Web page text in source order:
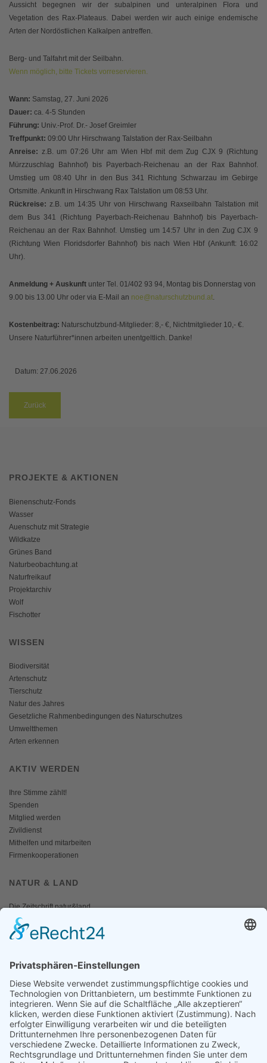
Aussicht begegnen wir der subalpinen und unteralpinen Flora und
Vegetation des Rax-Plateaus. Dabei werden wir auch einige endemische
Arten der Nordöstlichen Kalkalpen antreffen.
Berg- und Talfahrt mit der Seilbahn.
Wenn möglich, bitte Tickets vorreservieren.
Wann: Samstag, 27. Juni 2026
Dauer: ca. 4-5 Stunden
Führung: Univ.-Prof. Dr.- Josef Greimler
Treffpunkt: 09:00 Uhr Hirschwang Talstation der Rax-Seilbahn
Anreise: z.B. um 07:26 Uhr am Wien Hbf mit dem Zug CJX 9 (Richtung
Mürzzuschlag Bahnhof) bis Payerbach-Reichenau an der Rax Bahnhof.
Umstieg um 08:40 Uhr in den Bus 341 Richtung Schwarzau im Gebirge
Ortsmitte. Ankunft in Hirschwang Rax Talstation um 08:53 Uhr.
Rückreise: z.B. um 14:35 Uhr von Hirschwang Raxseilbahn Talstation mit
dem Bus 341 (Richtung Payerbach-Reichenau Bahnhof) bis Payerbach-
Reichenau an der Rax Bahnhof. Umstieg um 14:57 Uhr in den Zug CJX 9
(Richtung Wien Floridsdorfer Bahnhof) bis nach Wien Hbf (Ankunft: 16:02
Uhr).
Anmeldung + Auskunft unter Tel. 01/402 93 94, Montag bis Donnerstag von
9.00 bis 13.00 Uhr oder via E-Mail an noe@naturschutzbund.at.
Kostenbeitrag: Naturschutzbund-Mitglieder: 8,- €, Nichtmitglieder 10,- €.
Unsere Naturführer*innen arbeiten unentgeltlich. Danke!
Datum: 27.06.2026
Zurück
PROJEKTE & AKTIONEN
Bienenschutz-Fonds
Wasser
Auenschutz mit Strategie
Wildkatze
Grünes Band
Naturbeobachtung.at
Naturfreikauf
Projektarchiv
Wolf
Fischotter
WISSEN
Biodiversität
Artenschutz
Tierschutz
Natur des Jahres
Gesetzliche Rahmenbedingungen des Naturschutzes
Umweltthemen
Arten erkennen
AKTIV WERDEN
Ihre Stimme zählt!
Spenden
Mitglied werden
Zivildienst
Mithelfen und mitarbeiten
Firmenkooperationen
NATUR & LAND
Die Zeitschrift natur&land
Archiv
Mediadaten
Fotos und Logos
Presseaussendungen
Presse
Presseinformationen abonnieren
ÜBER UNS